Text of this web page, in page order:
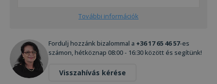
További információk
Fordulj hozzánk bizalommal a +36 17 65 46 57-es
számon, hétköznap 08:00 - 16:30 között és segítünk!
Visszahívás kérése